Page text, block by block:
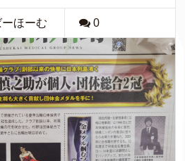
ほーむ 0